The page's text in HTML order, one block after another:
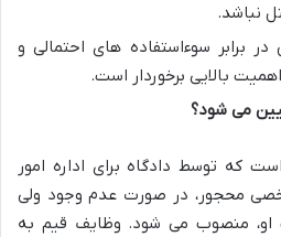
نباشد.
برابر سوءاستفاده های احتمالی و
بالایی برخوردار است.
می شود؟
که توسط دادگاه برای اداره امور
محجور، در صورت عدم وجود ولی
او، منصوب می شود. وظایف قیم به